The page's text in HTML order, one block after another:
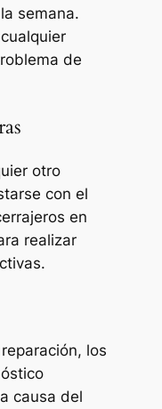
semana.
de
otro
con el
en
realizar
los
causa del